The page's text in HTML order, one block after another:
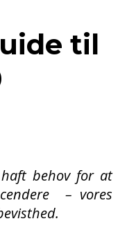
til
behov for at
– vores